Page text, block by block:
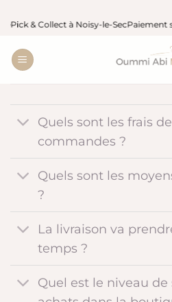
Passer
contenu
& Collect à Noisy-le-SecPaiement
Quels sont les frais
commandes ?
Quels sont les
?
La livraison va
temps ?
Quel est le niveau de